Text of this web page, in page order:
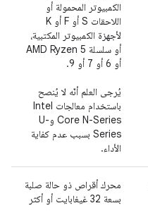
الكمبيوتر المحمولة أو
اللاحقات S أو F أو K
لأجهزة الكمبيوتر المكتبية،
أو سلسلة AMD Ryzen 5
أو 6 أو 7 أو 9.
يُرجى العلم أنّه لا يُنصح
باستخدام معالجات Intel
Core N-Series وU-
Series بسبب عدم كفاية
الأداء.
محرك أقراص ذو حالة صلبة
بسعة 32 غيغابايت أو أكثر